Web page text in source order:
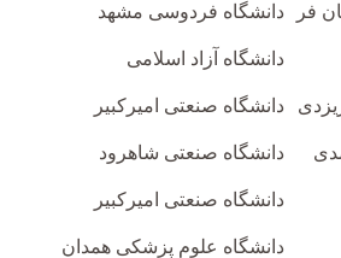
فر دانشگاه فردوسی مشهد
دانشگاه آزاد اسلامی
دانشگاه صنعتی امیرکبیر
دانشگاه صنعتی شاهرود
دانشگاه صنعتی امیرکبیر
دانشگاه علوم پزشکی همدان